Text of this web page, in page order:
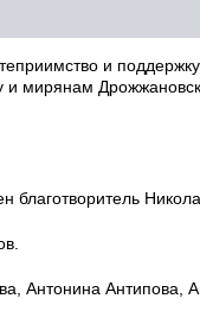
и поддержку
и мирянам
благотворитель
Антонина Антипова,